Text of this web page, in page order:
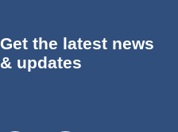
Get the latest news
& updates